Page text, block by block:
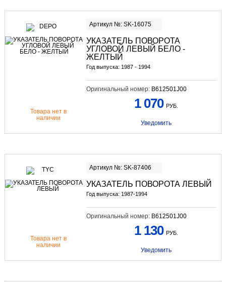
Артикул №: SK-16075
УКАЗАТЕЛЬ ПОВОРОТА
УГЛОВОЙ ЛЕВЫЙ БЕЛО -
ЖЕЛТЫЙ
Год выпуска: 1987 - 1994
Оригинальный номер: B612501J00
Товара нет в
наличии
1 070 РУБ.
Уведомить
Артикул №: SK-87406
УКАЗАТЕЛЬ ПОВОРОТА ЛЕВЫЙ
Год выпуска: 1987-1994
Оригинальный номер: B612501J00
Товара нет в
наличии
1 130 РУБ.
Уведомить